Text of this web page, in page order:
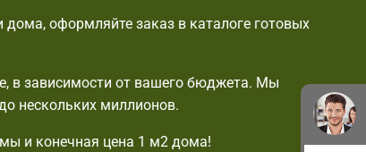
оформляйте заказ в каталоге готовых
в зависимости от вашего бюджета. Мы
нескольких миллионов.
и конечная цена 1 м2 дома!